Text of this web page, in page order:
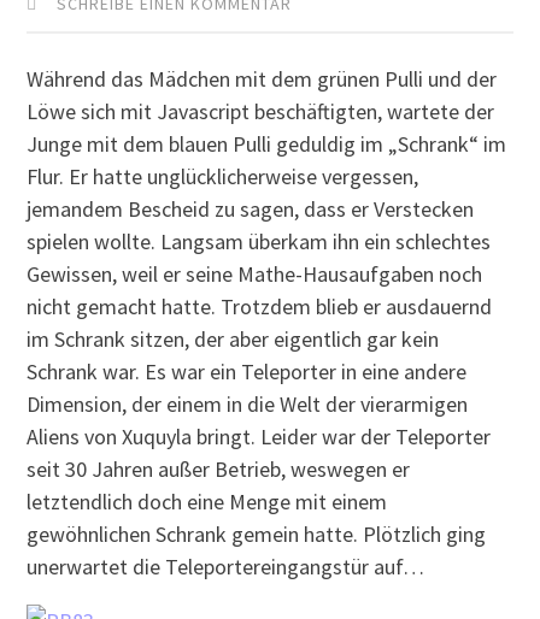
Während das Mädchen mit dem grünen Pulli und der
Löwe sich mit Javascript beschäftigten, wartete der
Junge mit dem blauen Pulli geduldig im „Schrank“ im
Flur. Er hatte unglücklicherweise vergessen,
jemandem Bescheid zu sagen, dass er Verstecken
spielen wollte. Langsam überkam ihn ein schlechtes
Gewissen, weil er seine Mathe-Hausaufgaben noch
nicht gemacht hatte. Trotzdem blieb er ausdauernd
im Schrank sitzen, der aber eigentlich gar kein
Schrank war. Es war ein Teleporter in eine andere
Dimension, der einem in die Welt der vierarmigen
Aliens von Xuquyla bringt. Leider war der Teleporter
seit 30 Jahren außer Betrieb, weswegen er
letztendlich doch eine Menge mit einem
gewöhnlichen Schrank gemein hatte. Plötzlich ging
unerwartet die Teleportereingangstür auf…